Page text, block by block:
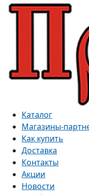
Каталог
Магазины-
Как купить
Доставка
Контакты
Акции
Новости